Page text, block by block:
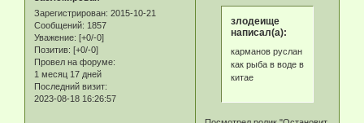
Зарегистрирован: 2015-10-21
Сообщений: 1857
Уважение: [+0/-0]
Позитив: [+0/-0]
Провел на форуме:
1 месяц 17 дней
Последний визит:
2023-08-18 16:26:57
злодеище
написал(а):
карманов руслан
как рыба в воде в
китае